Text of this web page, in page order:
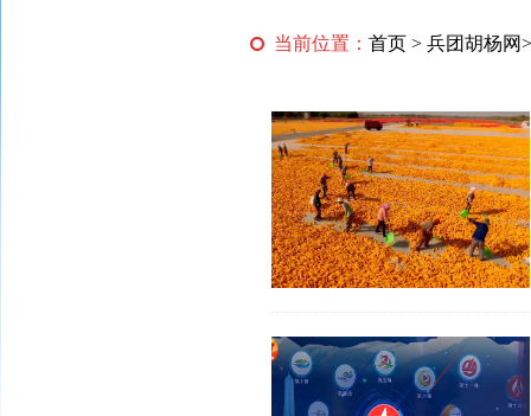
当前位置： 首页 > 兵团胡杨网